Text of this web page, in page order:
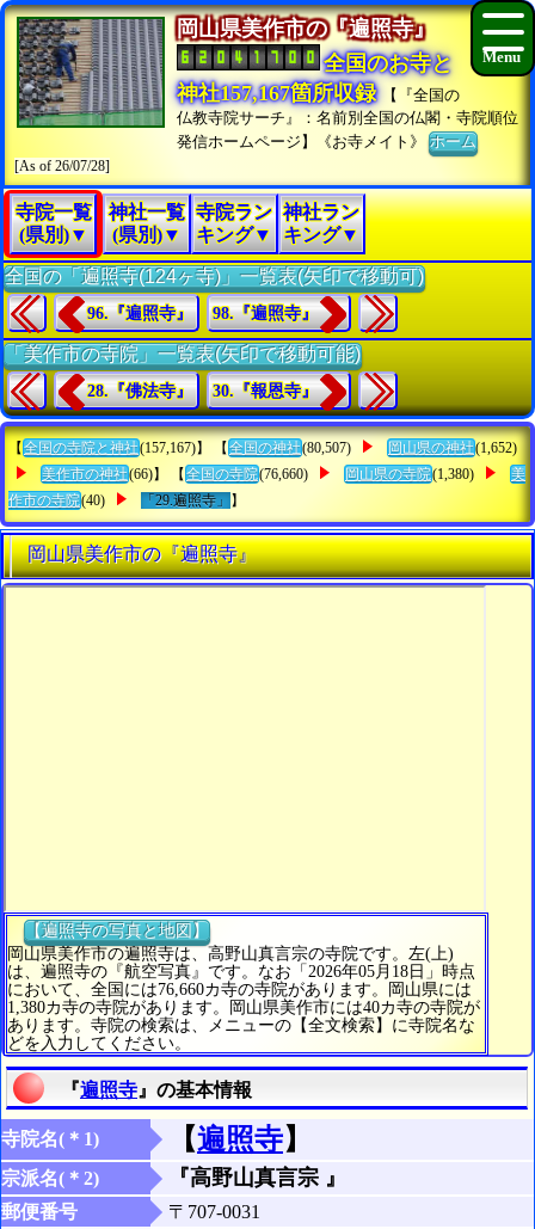
岡山県美作市の『遍照寺』
全国のお寺と
神社157,167箇所収録
【『全国の
仏教寺院サーチ』：名前別全国の仏閣・寺院順位
発信ホームページ】《お寺メイト》ホーム
[As of 26/07/28]
寺院一覧
(県別)▼
神社一覧
(県別)▼
寺院ラン
キング▼
神社ラン
キング▼
全国の「遍照寺(124ヶ寺)」一覧表(矢印で移動可)
96.『遍照寺』 98.『遍照寺』
「美作市の寺院」一覧表(矢印で移動可能)
28.『佛法寺』 30.『報恩寺』
【 全国の寺院と神社(157,167)】 【 全国の神社(80,507) 岡山県の神社(1,652)
美作市の神社(66)】 【 全国の寺院(76,660) 岡山県の寺院(1,380)
美
作市の寺院(40) 「29.遍照寺」 】
岡山県美作市の『遍照寺』
【遍照寺の写真と地図】
岡山県美作市の遍照寺は、高野山真言宗の寺院です。左(上)
は、遍照寺の『航空写真』です。なお「2026年05月18日」時点
において、全国には76,660カ寺の寺院があります。岡山県には
1,380カ寺の寺院があります。岡山県美作市には40カ寺の寺院が
あります。寺院の検索は、メニューの【全文検索】に寺院名な
どを入力してください。
『遍照寺 』の基本情報
寺院名(＊1) 【遍照寺】
宗派名(＊2) 『高野山真言宗 』
郵便番号
〒707-0031